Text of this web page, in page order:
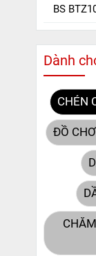
BS
giải pháp
riêng cho
MF
quy khô
Dành
CHÉN
ĐỒ